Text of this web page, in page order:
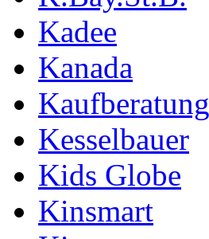
Kadee
Kanada
Kaufberatung
Kesselbauer
Kids Globe
Kinsmart